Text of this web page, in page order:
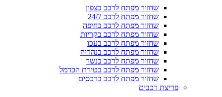
שחזור מפתח לרכב בצפון
שחזור מפתח לרכב 24/7
שחזור מפתח לרכב בחיפה
שחזור מפתח לרכב בקריות
שחזור מפתח לרכב בעכו
שחזור מפתח לרכב בנהריה
שחזור מפתח לרכב בנשר
שחזור מפתח לרכב בטירת הכרמל
שחזור מפתח לרכב ברכסים
פריצת רכבים